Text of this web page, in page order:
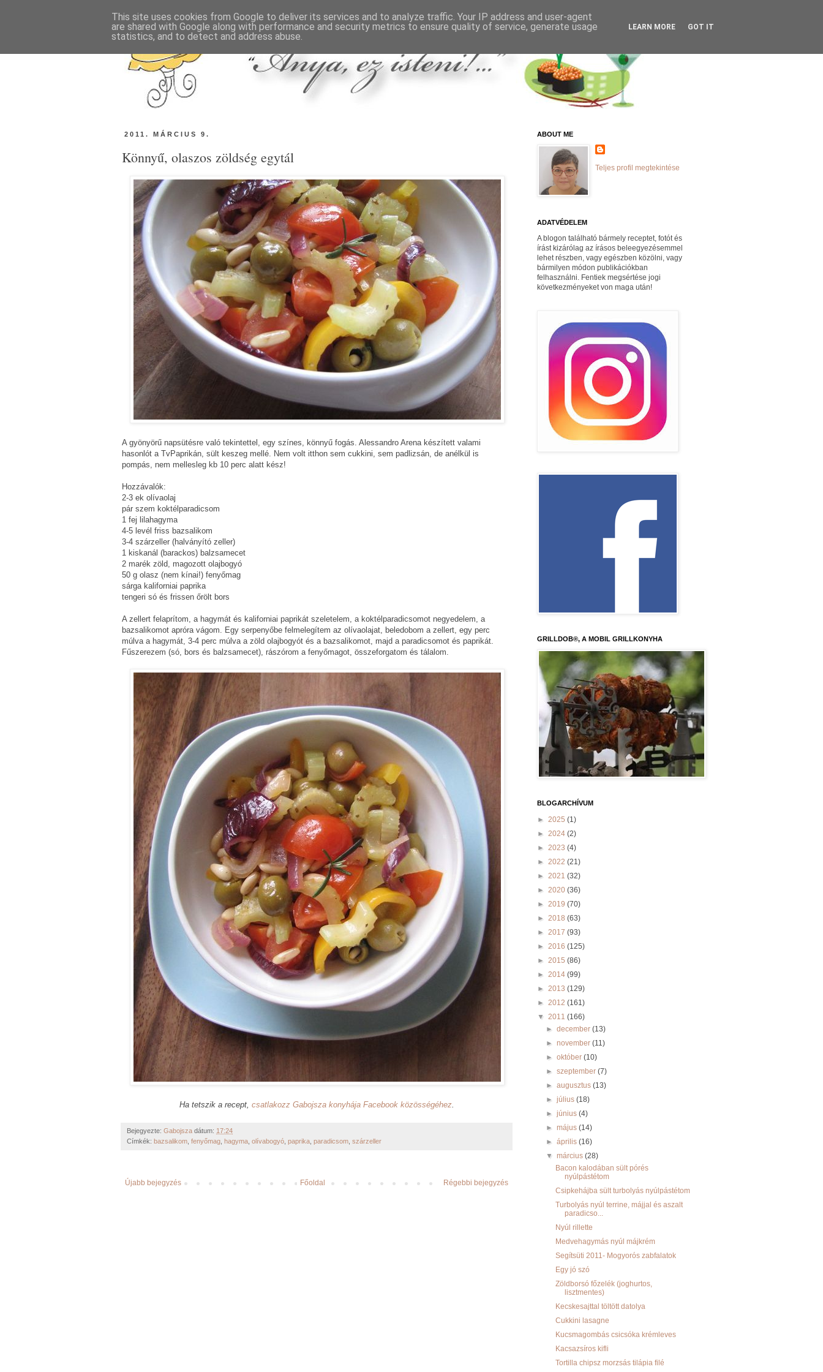
2011. MÁRCIUS 9.
Könnyű, olaszos zöldség egytál
A gyönyörű napsütésre való tekintettel, egy színes, könnyű fogás. Alessandro Arena készített valami
hasonlót a TvPaprikán, sült keszeg mellé. Nem volt itthon sem cukkini, sem padlizsán, de anélkül is
pompás, nem mellesleg kb 10 perc alatt kész!
Hozzávalók:
2-3 ek olívaolaj
pár szem koktélparadicsom
1 fej lilahagyma
4-5 levél friss bazsalikom
3-4 szárzeller (halványító zeller)
1 kiskanál (barackos) balzsamecet
2 marék zöld, magozott olajbogyó
50 g olasz (nem kínai!) fenyőmag
sárga kaliforniai paprika
tengeri só és frissen őrölt bors
A zellert felaprítom, a hagymát és kaliforniai paprikát szeletelem, a koktélparadicsomot negyedelem, a
bazsalikomot apróra vágom. Egy serpenyőbe felmelegítem az olívaolajat, beledobom a zellert, egy perc
múlva a hagymát, 3-4 perc múlva a zöld olajbogyót és a bazsalikomot, majd a paradicsomot és paprikát.
Fűszerezem (só, bors és balzsamecet), rászórom a fenyőmagot, összeforgatom és tálalom.
Ha tetszik a recept, csatlakozz Gabojsza konyhája Facebook közösségéhez.
Bejegyezte: Gabojsza dátum: 17:24
Címkék: bazsalikom fenyőmag hagyma olívabogyó paprika paradicsom szárzeller
Újabb bejegyzés Régebbi bejegyzés
Főoldal
ABOUT ME
Teljes profil megtekintése
ADATVÉDELEM
A blogon található bármely receptet, fotót és
írást kizárólag az írásos beleegyezésemmel
lehet részben, vagy egészben közölni, vagy
bármilyen módon publikációkban
felhasználni. Fentiek megsértése jogi
következményeket von maga után!
GRILLDOB®, A MOBIL GRILLKONYHA
BLOGARCHÍVUM
► 2025 (1)
► 2024 (2)
► 2023 (4)
► 2022 (21)
► 2021 (32)
► 2020 (36)
► 2019 (70)
► 2018 (63)
► 2017 (93)
► 2016 (125)
► 2015 (86)
► 2014 (99)
► 2013 (129)
► 2012 (161)
▼ 2011 (166)
►december(13)
►november(11)
►október(10)
►szeptember(7)
►augusztus(13)
►július(18)
►június(4)
►május(14)
►április(16)
▼március(28)
Bacon kalodában sült pórés
nyúlpástétom
Csipkehájba sült turbolyás nyúlpástétom
Turbolyás nyúl terrine, májjal és aszalt
paradicso...
Nyúl rillette
Medvehagymás nyúl májkrém
Segítsüti 2011- Mogyorós zabfalatok
Egy jó szó
Zöldborsó főzelék (joghurtos,
lisztmentes)
Kecskesajttal töltött datolya
Cukkini lasagne
Kucsmagombás csicsóka krémleves
Kacsazsíros kifli
Tortilla chipsz morzsás tilápia filé
This site uses cookies from Google to deliver its services and to analyze traffic. Your IP address and user-agent
are shared with Google along with performance and security metrics to ensure quality of service, generate usage
statistics, and to detect and address abuse.
LEARN MORE GOT IT